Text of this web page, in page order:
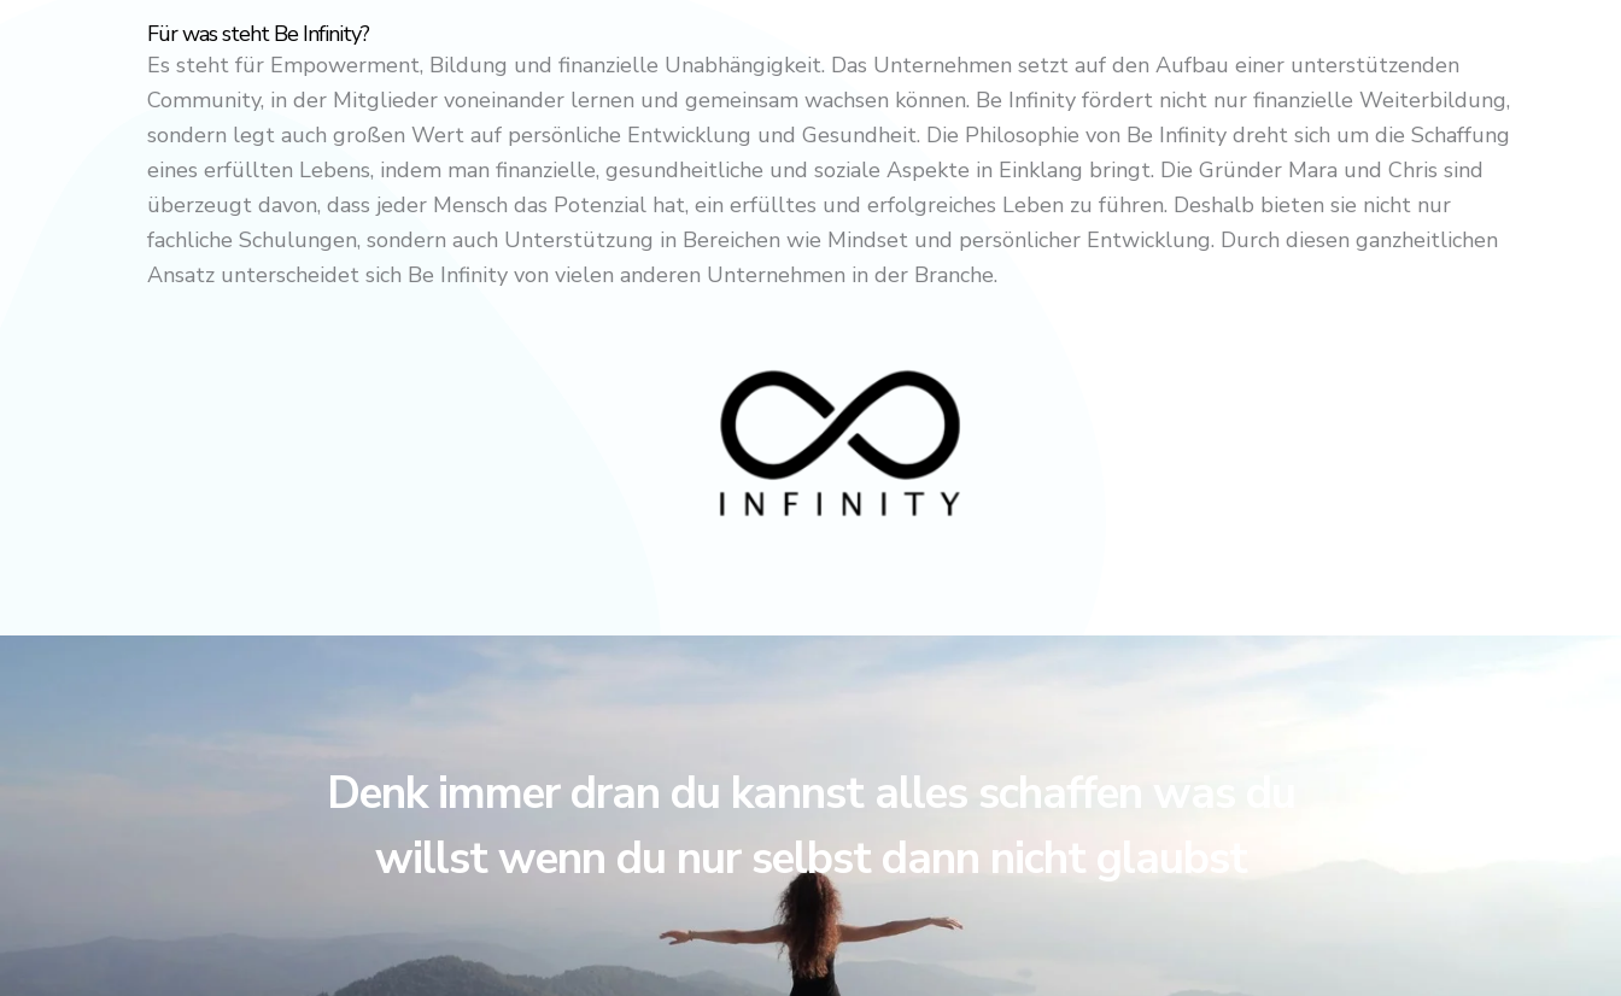
Für was steht Be Infinity?
Es steht für Empowerment, Bildung und finanzielle Unabhängigkeit. Das Unternehmen setzt auf den Aufbau einer unterstützenden
Community, in der Mitglieder voneinander lernen und gemeinsam wachsen können. Be Infinity fördert nicht nur finanzielle Weiterbildung,
sondern legt auch großen Wert auf persönliche Entwicklung und Gesundheit. Die Philosophie von Be Infinity dreht sich um die Schaffung
eines erfüllten Lebens, indem man finanzielle, gesundheitliche und soziale Aspekte in Einklang bringt. Die Gründer Mara und Chris sind
überzeugt davon, dass jeder Mensch das Potenzial hat, ein erfülltes und erfolgreiches Leben zu führen. Deshalb bieten sie nicht nur
fachliche Schulungen, sondern auch Unterstützung in Bereichen wie Mindset und persönlicher Entwicklung. Durch diesen ganzheitlichen
Ansatz unterscheidet sich Be Infinity von vielen anderen Unternehmen in der Branche.
Denk immer dran du kannst alles schaffen was du
willst wenn du nur selbst dann nicht glaubst